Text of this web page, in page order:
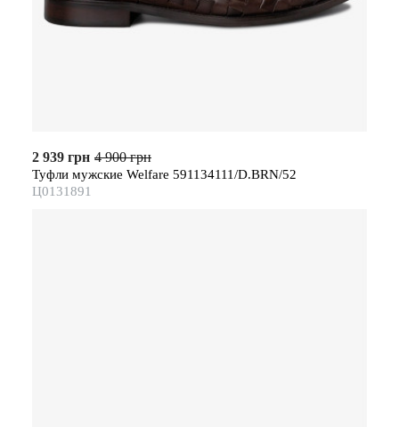
2 939 грн 4 900 грн
Туфли мужские Welfare 591134111/D.BRN/52
Ц0131891